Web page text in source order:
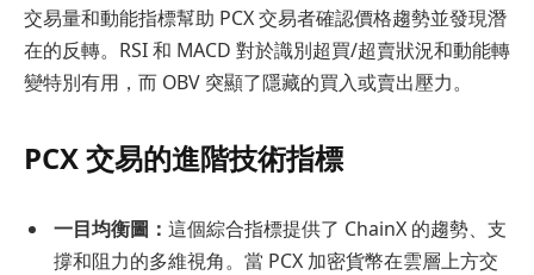
交易量和動能指標幫助 PCX 交易者確認價格趨勢並發現潛
在的反轉。RSI 和 MACD 對於識別超買/超賣狀況和動能轉
變特別有用，而 OBV 突顯了隱藏的買入或賣出壓力。
PCX 交易的進階技術指標
一目均衡圖： 這個綜合指標提供了 ChainX 的趨勢、支
撐和阻力的多維視角。當 PCX 加密貨幣在雲層上方交